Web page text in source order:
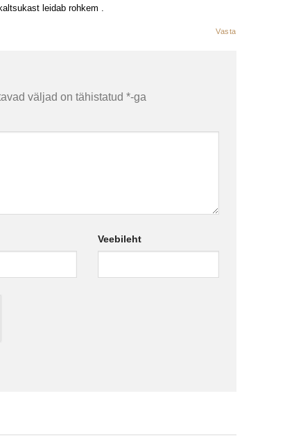
leidab rohkem .
Vasta
väljad on tähistatud *-ga
Veebileht